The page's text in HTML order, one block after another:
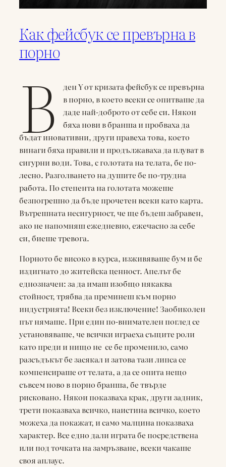
Как фейсбук се превърна в
порно
В
ден Y от кризата фейсбук се превърна
в порно, в което всеки се опитваше да
даде най-доброто от себе си. Някои
бяха нови в бранша и пробваха да
бъдат иновативни, други правеха това, което
винаги бяха правили и продължаваха да плуват в
сигурни води. Това, с голотата на телата, бе по-
лесно. Разголването на душите бе по-трудна
работа. По степента на голотата можеше
безпогрешно да бъде прочетен всеки като карта.
Вътрешната несигурност, че ще бъдеш забравен,
ако не напомняш ежедневно, ежечасно за себе
си, биеше тревога.
Порното бе високо в курса, изживяваше бум и бе
издигнато до житейска ценност. Апелът бе
еднозначен: за да имаш изобщо някаква
стойност, трябва да преминеш към порно
индустрията! Всеки без изключение! Заобиколен
път нямаше. При един по-внимателен поглед се
установяваше, че всички играеха същите роли
като преди и нищо не се бе променило, само
разсъдъкът бе засякал и затова тази липса се
компенсираше от телата, а да се опита нещо
съвсем ново в порно бранша, бе твърде
рисковано. Някои показваха крак, други задник,
трети показваха всичко, наистина всичко, което
можеха да покажат, и само малцина показваха
характер. Все едно дали играта бе посредствена
или под точката на замръзване, всеки чакаше
своя аплаус.